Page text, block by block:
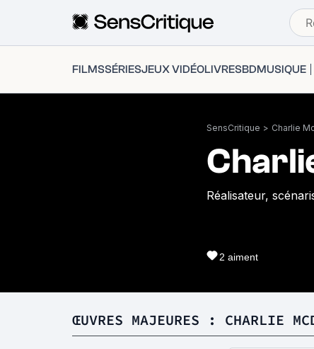
FILMSSÉRIESJEUX VIDÉOLIVRESBDMUSIQUE
SensCritique > Charlie
Réalisateur,
2 aiment
ŒUVRES MAJEURES : CHARLIE